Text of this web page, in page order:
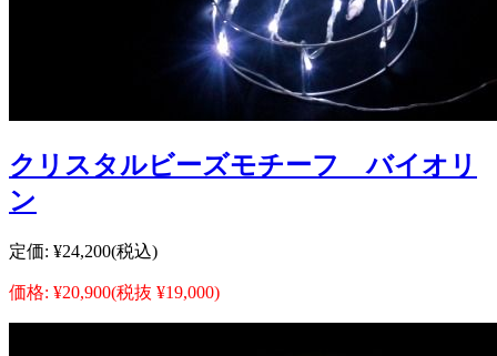
クリスタルビーズモチーフ バイオリ
ン
定価: ¥24,200(税込)
価格: ¥20,900(税抜 ¥19,000)